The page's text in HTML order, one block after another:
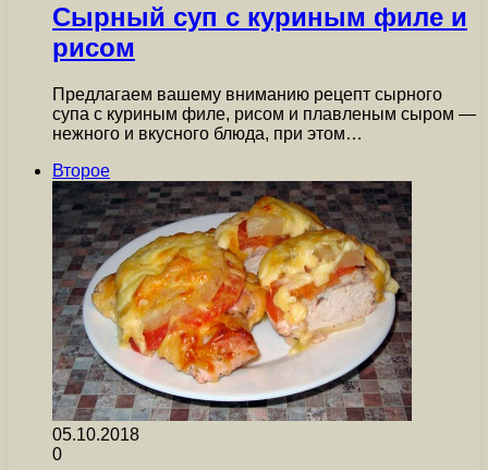
Сырный суп с куриным филе и
рисом
Предлагаем вашему вниманию рецепт сырного
супа с куриным филе, рисом и плавленым сыром —
нежного и вкусного блюда, при этом…
Второе
05.10.2018
0